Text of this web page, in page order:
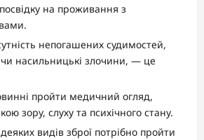
на проживання з
непогашених судимостей,
чи насильницькі злочини, — це
пройти медичний огляд,
зору, слуху та психічного стану.
видів зброї потрібно пройти